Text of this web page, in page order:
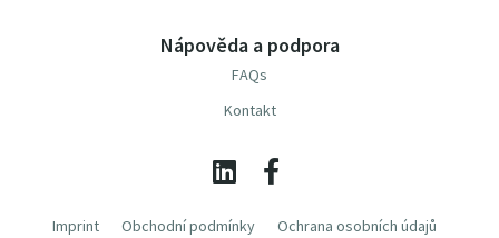
Nápověda a podpora
FAQs
Kontakt
Imprint Obchodní podmínky Ochrana osobních údajů